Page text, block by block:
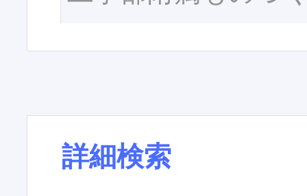
詳細検索